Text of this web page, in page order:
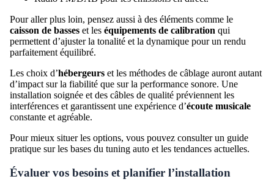
Pour aller plus loin, pensez aussi à des éléments comme le
caisson de basses et les équipements de calibration qui
permettent d’ajuster la tonalité et la dynamique pour un rendu
parfaitement équilibré.
Les choix d’hébergeurs et les méthodes de câblage auront autant
d’impact sur la fiabilité que sur la performance sonore. Une
installation soignée et des câbles de qualité préviennent les
interférences et garantissent une expérience d’écoute musicale
constante et agréable.
Pour mieux situer les options, vous pouvez consulter un guide
pratique sur les bases du tuning auto et les tendances actuelles.
Évaluer vos besoins et planifier l’installation